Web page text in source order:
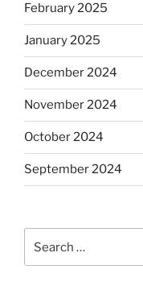
February 2025
January 2025
December 2024
November 2024
October 2024
September 2024
for: